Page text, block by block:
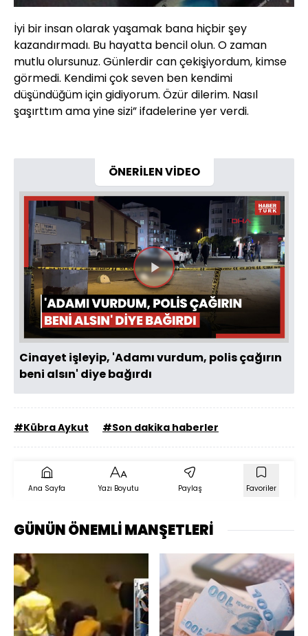
İyi bir insan olarak yaşamak bana hiçbir şey
kazandırmadı. Bu hayatta bencil olun. O zaman
mutlu olursunuz. Günlerdir can çekişiyordum, kimse
görmedi. Kendimi çok seven ben kendimi
düşündüğüm için gidiyorum. Özür dilerim. Nasıl
şaşırttım ama yine sizi” ifadelerine yer verdi.
ÖNERİLEN VİDEO
Videoyu
Oynat
Cinayet işleyip, 'Adamı vurdum, polis çağırın
beni alsın' diye bağırdı
#Kübra Aykut #Son dakika haberler
Ana Sayfa Yazı Boyutu Paylaş Favoriler
GÜNÜN ÖNEMLİ MANŞETLERİ